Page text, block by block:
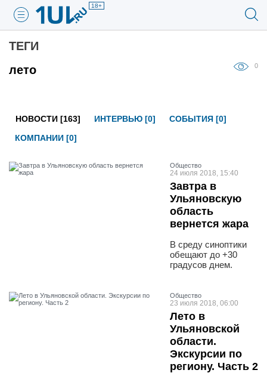
18+
ТЕГИ
лето
0
НОВОСТИ [163] ИНТЕРВЬЮ [0]
СОБЫТИЯ [0]
КОМПАНИИ [0]
Общество
24 июля 2018, 15:40
Завтра в
Ульяновскую
область
вернется жара
В среду синоптики
обещают до +30
градусов днем.
Общество
23 июля 2018, 06:00
Лето в
Ульяновской
области.
Экскурсии по
региону. Часть 2